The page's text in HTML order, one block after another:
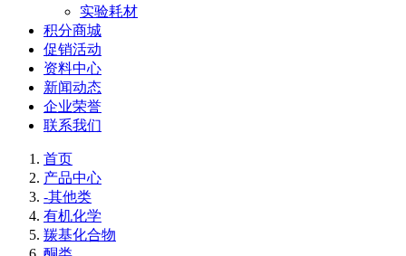
实验耗材
积分商城
促销活动
资料中心
新闻动态
企业荣誉
联系我们
首页
产品中心
-其他类
有机化学
羰基化合物